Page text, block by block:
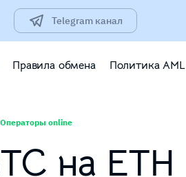
Telegram канал
Правила обмена Политика AML
online
на ETH